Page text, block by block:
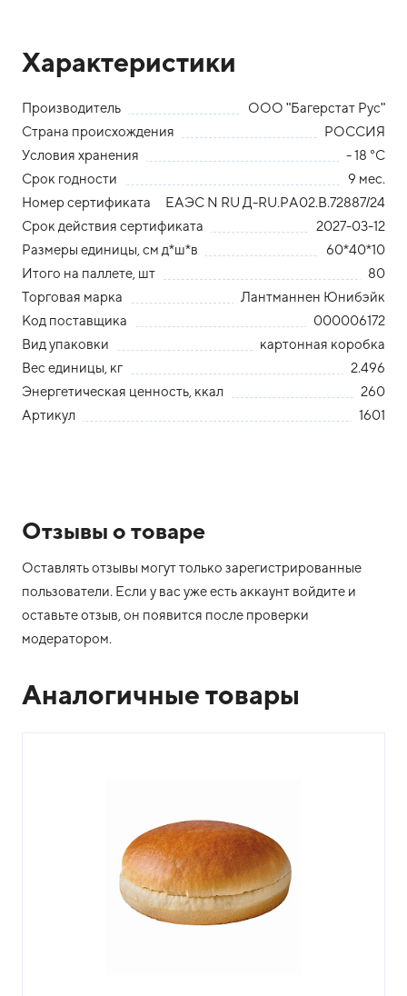
Характеристики
Производитель
ООО "Багерстат Рус"
Страна происхождения
РОССИЯ
Условия хранения
- 18 °С
Срок годности
9 мес.
Номер сертификата
ЕАЭС N RU Д-RU.РА02.В.72887/24
Срок действия сертификата
2027-03-12
Размеры единицы, см д*ш*в
60*40*10
Итого на паллете, шт
80
Торговая марка
Лантманнен Юнибэйк
Код поставщика
000006172
Вид упаковки
картонная коробка
Вес единицы, кг
2.496
Энергетическая ценность, ккал
260
Артикул
1601
Отзывы о товаре
Оставлять отзывы могут только зарегистрированные
пользователи. Если у вас уже есть аккаунт войдите и
оставьте отзыв, он появится после проверки
модератором.
Аналогичные товары